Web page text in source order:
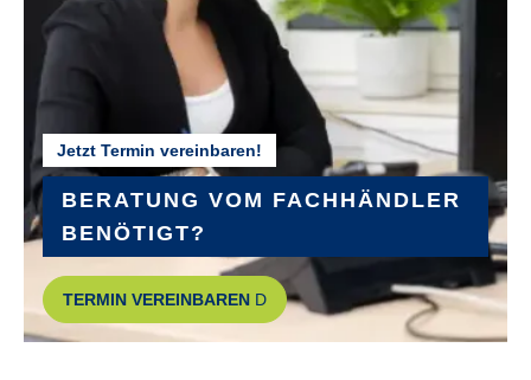
Jetzt Termin vereinbaren!
BERATUNG VOM FACHHÄNDLER
BENÖTIGT?
TERMIN VEREINBAREN